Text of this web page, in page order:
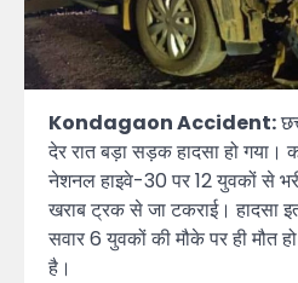
Kondagaon Accident:
देर रात बड़ा सड़क हादसा हो गया।
नेशनल हाइवे-30 पर 12 युवकों से
खराब ट्रक से जा टकराई। हादसा
सवार 6 युवकों की मौके पर ही मौत
है।